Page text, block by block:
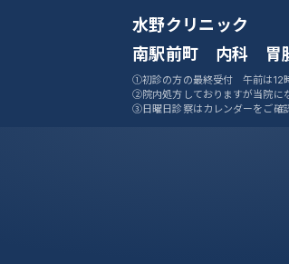
水野クリニック
南駅前町 内科 胃
①初診の方の最終受付 午前は12
②院内処方しておりますが当院に
③日曜日診察はカレンダーをご確